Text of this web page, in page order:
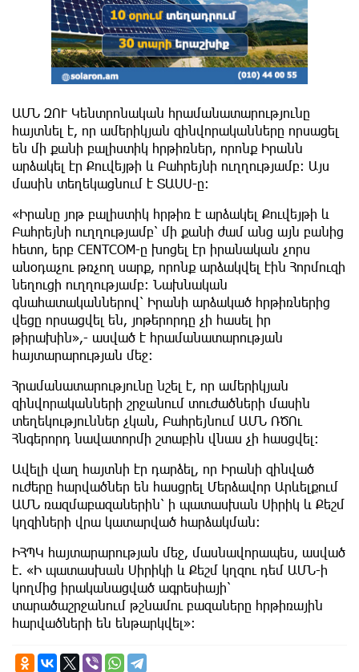
ԱՄՆ ԶՈՒ Կենտրոնական հրամանատարությունը
հայտնել է, որ ամերիկյան զինվորականները որսացել
են մի քանի բալիստիկ հրթիռներ, որոնք Իրանն
արձակել էր Քուվեյթի և Բահրեյնի ուղղությամբ։ Այս
մասին տեղեկացնում է ՏԱՍՍ-ը:
«Իրանը յոթ բալիստիկ հրթիռ է արձակել Քուվեյթի և
Բահրեյնի ուղղությամբ՝ մի քանի ժամ անց այն բանից
հետո, երբ CENTCOM-ը խոցել էր իրանական չորս
անօդաչու թռչող սարք, որոնք արձակվել էին Հորմուզի
նեղուցի ուղղությամբ։ Նախնական
գնահատականներով՝ Իրանի արձակած հրթիռներից
վեցը որսացվել են, յոթերորդը չի հասել իր
թիրախին»,- ասված է հրամանատարության
հայտարարության մեջ։
Հրամանատարությունը նշել է, որ ամերիկյան
զինվորականների շրջանում տուժածների մասին
տեղեկություններ չկան, Բահրեյնում ԱՄՆ ՌԾՈւ
Հնգերորդ նավատորմի շտաբին վնաս չի հասցվել։
Ավելի վաղ հայտնի էր դարձել, որ Իրանի զինված
ուժերը հարվածներ են հասցրել Մերձավոր Արևելքում
ԱՄՆ ռազմաբազաներին՝ ի պատասխան Սիրիկ և Քեշմ
կղզիների վրա կատարված հարձակման։
ԻՀՊԿ հայտարարության մեջ, մասնավորապես, ասված
է. «Ի պատասխան Սիրիկի և Քեշմ կղզու դեմ ԱՄՆ-ի
կողմից իրականացված ագրեսիայի՝
տարածաշրջանում թշնամու բազաները հրթիռային
հարվածների են ենթարկվել»: